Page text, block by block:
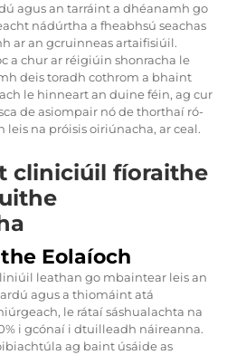
agus an tarráint a dhéanamh go
nádúrtha a fheabhsú seachas
ar an gcruinneas artaifisiúil.
a chur ar réigiúin shonracha le
deis toradh cothrom a bhaint
le hinneart an duine féin, ag cur
de asiompair nó de thorthaí ró-
na próisis oiriúnacha, ar ceal.
cliniciúil fíoraithe
Eolaíoch
leathan go mbaintear leis an
agus a thiomáint atá
le rátaí sáshualachta na
i gcónaí i dtuilleadh náireanna.
ag baint úsáide as